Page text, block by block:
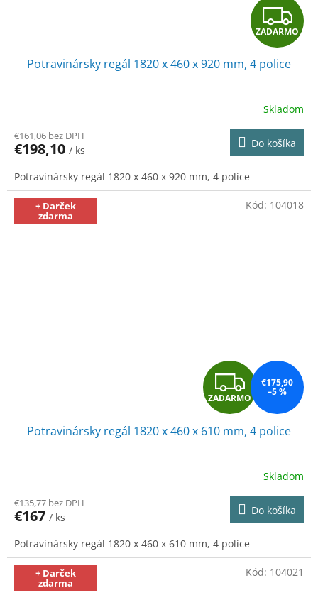
Z
A
A
R
M
O
ZADARMO
Potravinársky regál 1820 x 460 x 920 mm, 4 police
Skladom
€161,06 bez DPH
€198,10 / ks
Do košíka
Potravinársky regál 1820 x 460 x 920 mm, 4 police
+ Darček
zdarma
Z
A
D
A
R
M
O
ZADARMO
€175,90
–5 %
Potravinársky regál 1820 x 460 x 610 mm, 4 police
Skladom
€135,77 bez DPH
€167 / ks
Do košíka
Potravinársky regál 1820 x 460 x 610 mm, 4 police
Kód: 104018
+ Darček
zdarma
Kód: 104021